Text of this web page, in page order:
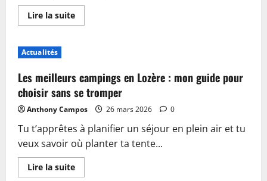
Lire la suiteEn
savoir
accueil
:
plongez
dans
les
nouveautés
du
camping
de
Sablé-
sur-
Sarthe
Actualités
Les meilleurs campings en Lozère : mon guide pour
choisir sans se tromper
Anthony Campos 26 mars 2026 0
Tu t’apprêtes à planifier un séjour en plein air et tu
veux savoir où planter ta tente...
Lire la suiteEn
savoir